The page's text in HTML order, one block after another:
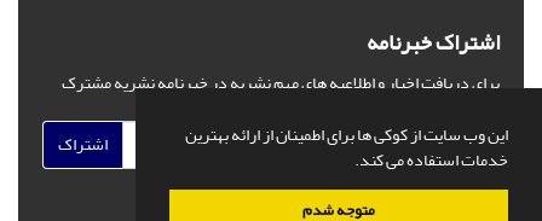
این وب سایت از کوکی ها برای اطمینان از ارائه بهترین
خدمات استفاده می کند.
متوجه شدم
اشتراک خبرنامه
برای دریافت اخبار و اطلاعیه های مهم نشریه در خبرنامه نشریه مشترک
اشتراک